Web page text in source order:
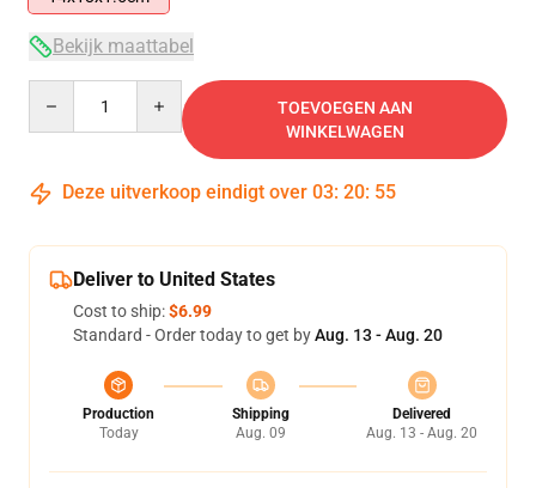
Bekijk maattabel
TOEVOEGEN AAN
WINKELWAGEN
Deze uitverkoop eindigt over 03: 20: 54
Deliver to United States
Cost to ship:$6.99
Standard - Order today to get byAug. 13 - Aug. 20
Production
Today
Shipping
Aug. 09
Delivered
Aug. 13 - Aug. 20